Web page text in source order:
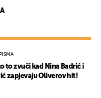
to zvuči kad Nina Badrić i
zapjevaju Oliverov hit!